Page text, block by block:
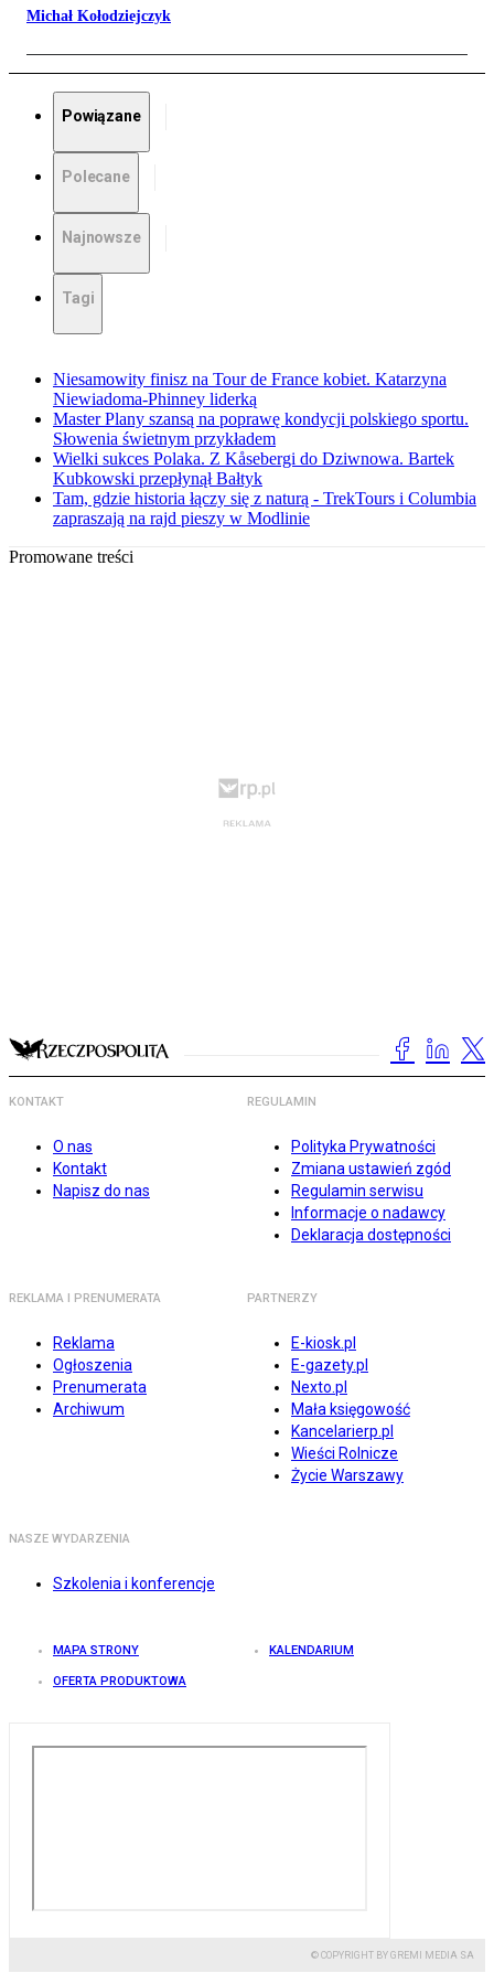
Michał Kołodziejczyk
Powiązane
Polecane
Najnowsze
Tagi
Niesamowity finisz na Tour de France kobiet. Katarzyna
Niewiadoma-Phinney liderką
Master Plany szansą na poprawę kondycji polskiego sportu.
Słowenia świetnym przykładem
Wielki sukces Polaka. Z Kåsebergi do Dziwnowa. Bartek
Kubkowski przepłynął Bałtyk
Tam, gdzie historia łączy się z naturą - TrekTours i Columbia
zapraszają na rajd pieszy w Modlinie
Promowane treści
KONTAKT
O nas
Kontakt
Napisz do nas
REGULAMIN
Polityka Prywatności
Zmiana ustawień zgód
Regulamin serwisu
Informacje o nadawcy
Deklaracja dostępności
REKLAMA I PRENUMERATA
Reklama
Ogłoszenia
Prenumerata
Archiwum
PARTNERZY
E-kiosk.pl
E-gazety.pl
Nexto.pl
Mała księgowość
Kancelarierp.pl
Wieści Rolnicze
Życie Warszawy
NASZE WYDARZENIA
Szkolenia i konferencje
MAPA STRONY KALENDARIUM
OFERTA PRODUKTOWA
© COPYRIGHT BY GREMI MEDIA SA